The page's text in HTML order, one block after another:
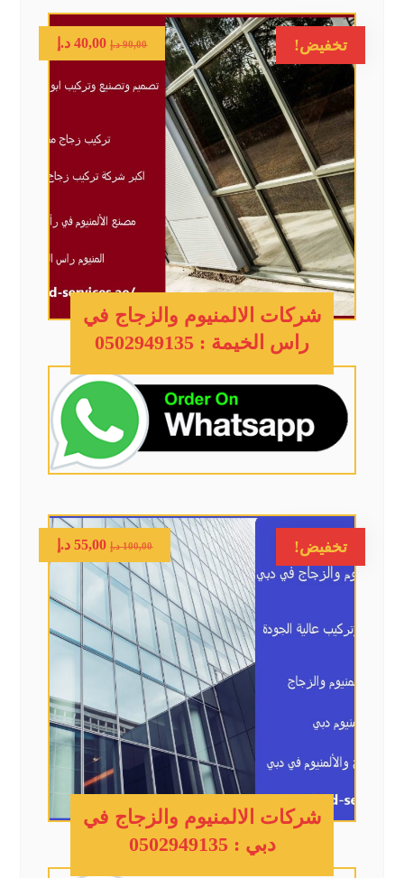
تخفيض!
شركات الالمنيوم والزجاج في
راس الخيمة : 0502949135
90,00 د.إ 40,00 د.إ
تخفيض!
شركات الالمنيوم والزجاج في
دبي : 0502949135
100,00 د.إ 55,00 د.إ